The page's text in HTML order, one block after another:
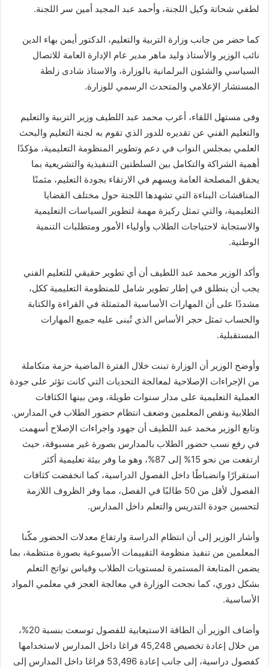
لطفي شحاتة وكيل اللجنة، وأحمد عبد المجيد أمين سر اللجنة.
كما حضر من جانب وزارة التربية والتعليم، الدكتور أيمن بهاء الدين
نائب الوزير والأستاذ وليد ماهر مدير عام الإدارة العامة للاتصال
السياسي والشئون البرلمانية بالوزارة، والاستاذ شادى زلطة
المستشار الإعلامي والمتحدث الرسمي للوزارة.
وفى مستهل اللقاء، أعرب محمد عبد اللطيف وزير التربية والتعليم
والتعليم الفني عن تقديره للدور الذي تقوم به لجنة التعليم والبحث
العلمي بمجلس النواب في دعم وتطوير المنظومة التعليمية، مؤكدًا
أهمية الشراكة والتكامل بين السلطتين التنفيذية والتشريعية بما
يحقق المصلحة العامة ويسهم في الارتقاء بجودة التعليم، مثمنًا
المناقشات البناءة التي تشهدها اللجنة حول مختلف القضايا
التعليمية، والتي تمثل ركيزة مهمة لتطوير السياسات التعليمية
والاستجابة لاحتياجات الطلاب وأولياء الأمور ومتطلبات التنمية
الوطنية.
وأكد الوزير محمد عبد اللطيف أن أي تطوير حقيقي للتعليم الفني
يجب أن ينطلق في إطار تطوير شامل للمنظومة التعليمية ككل،
مشددًا على أن المهارات الأساسية المتمثلة في القراءة والكتابة
والحساب تمثل حجر الأساس الذي تُبنى عليه جميع المهارات
المستقبلية.
وأوضح الوزير أن الوزارة تبنت خلال الفترة الماضية حزمة متكاملة
من الإجراءات الإصلاحية لمعالجة التحديات التي كانت تؤثر على جودة
العملية التعليمية على مدار سنوات طويلة، ومن بينها الكثافات
الطلابية ونقص المعلمين وضعف انتظام حضور الطلاب في المدارس.
وتابع الوزير محمد عبد اللطيف أن جهود واجراءات الإصلاح أسهمت
في رفع نسب حضور الطلاب بالمدارس بصورة غير مسبوقة، حيث
ارتفعت من نحو 15% إلى 87%، وهو ما وفر بيئة تعليمية أكثر
استقرارًا وانضباطًا داخل الفصول الدراسية، كما انخفضت كثافات
الفصول لأقل من 50 طالبًا في الفصل، مما وفر الظروف اللازمة
لتحسين جودة التدريس والتعلم داخل المدارس.
وأشار الوزير إلى أن انتظام الدراسة وارتفاع معدلات الحضور مكّنا
المعلمين من تنفيذ منظومة التقييمات الأسبوعية بصورة منتظمة، بما
يضمن المتابعة المستمرة لمستويات الطلاب وقياس نواتج التعلم
بشكل دوري، كما نجحت الوزارة في معالجة العجز في معلمي المواد
الأساسية.
وأضاف الوزير أن الطاقة الاستيعابية للفصول توسعت بنسبة 20%،
من خلال إعادة تخصيص 45,248 فراغا داخل المدارس لاستخدامها
كفصول دراسية، إلى جانب إعادة 53,496 فراغا داخل المدارس إلى